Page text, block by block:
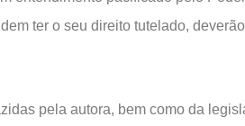
ter o seu direito tutelado,
pela autora, bem como da